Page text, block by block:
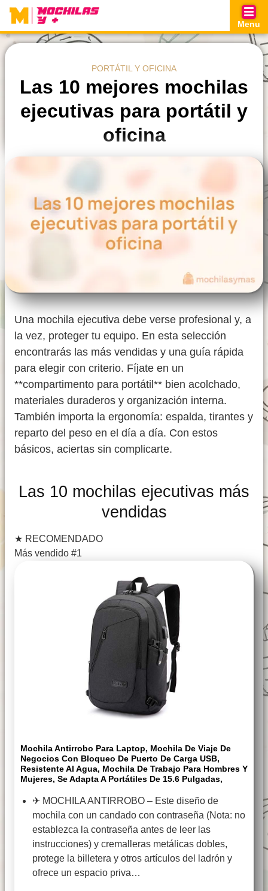
Skip
content
Menu
PORTÁTIL Y OFICINA
Las 10 mejores mochilas
ejecutivas para portátil y
oficina
Una mochila ejecutiva debe verse profesional y, a
la vez, proteger tu equipo. En esta selección
encontrarás las más vendidas y una guía rápida
para elegir con criterio. Fíjate en un
**compartimento para portátil** bien acolchado,
materiales duraderos y organización interna.
También importa la ergonomía: espalda, tirantes y
reparto del peso en el día a día. Con estos
básicos, aciertas sin complicarte.
Las 10 mochilas ejecutivas más
vendidas
★ RECOMENDADO
Más vendido #1
Mochila Antirrobo Para Laptop, Mochila De Viaje De
Negocios Con Bloqueo De Puerto De Carga USB,
Resistente Al Agua, Mochila De Trabajo Para Hombres Y
Mujeres, Se Adapta A Portátiles De 15.6 Pulgadas,
✈ MOCHILA ANTIRROBO – Este diseño de
mochila con un candado con contraseña (Nota: no
establezca la contraseña antes de leer las
instrucciones) y cremalleras metálicas dobles,
protege la billetera y otros artículos del ladrón y
ofrece un espacio priva…